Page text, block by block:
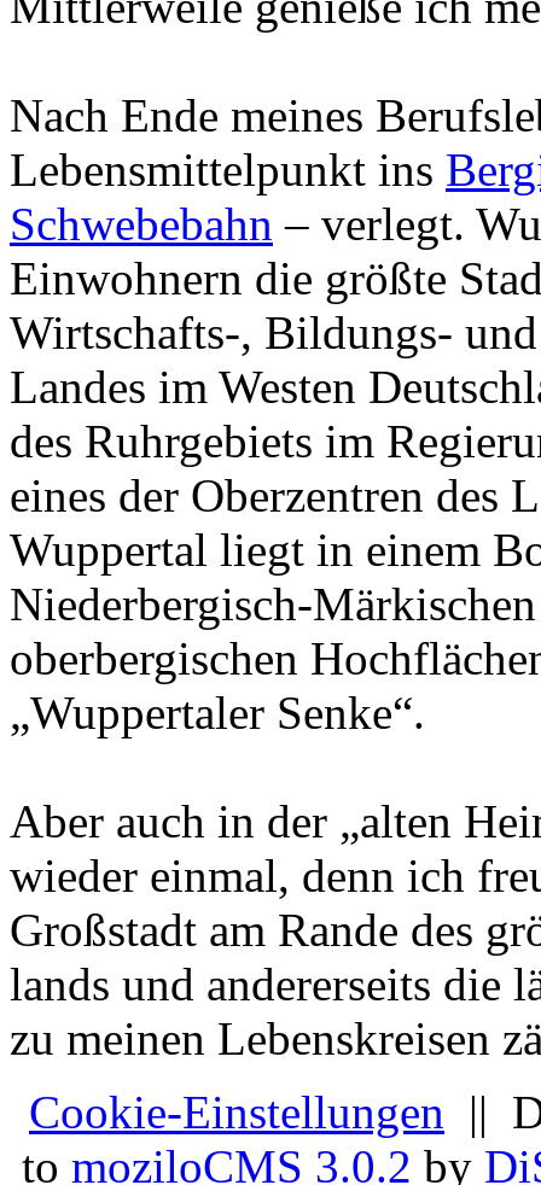
Nach Ende meines
Lebensmittelpunkt ins
Schwebebahn – verlegt.
Einwohnern die größte
Wirtschafts-, Bildungs-
Landes im Westen
des Ruhrgebiets im
eines der Ober­zent­ren des
Wuppertal liegt in einem
Niederbergisch-
ober­ber­gi­schen
„Wup­per­ta­ler Senke“.
Aber auch in der „alten
wieder einmal, denn ich
Großstadt am Rande des
lands und andererseits die
zu meinen Le­bens­krei­sen
Cookie-Einstellungen ||
to moziloCMS 3.0.2 by